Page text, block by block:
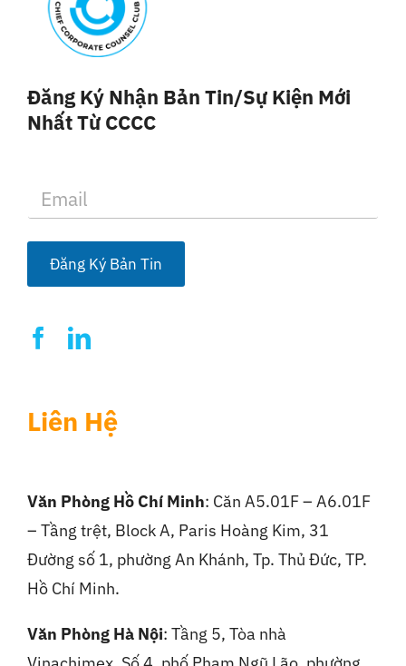
Đăng Ký Nhận Bản Tin/sự Kiện Mới
Nhất Từ CCCC
a
i
Đăng Ký Bản Tin
Liên Hệ
Văn Phòng Hồ Chí Minh: Căn A5.01F – A6.01F
– Tầng trệt, Block A, Paris Hoàng Kim, 31
Đường số 1, phường An Khánh, Tp. Thủ Đức, TP.
Hồ Chí Minh.
Văn Phòng Hà Nội: Tầng 5, Tòa nhà